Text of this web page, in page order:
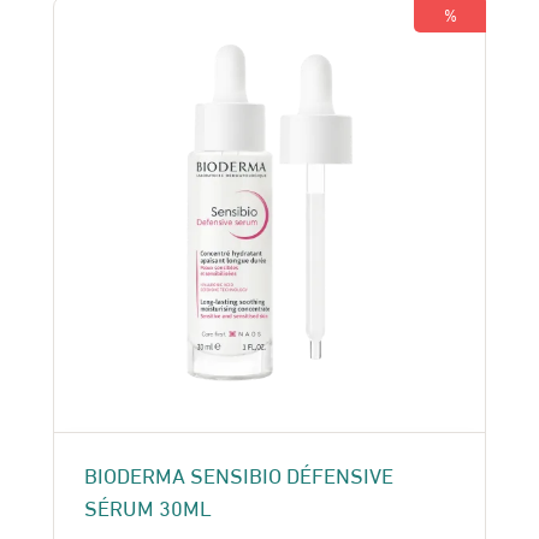
%
BIODERMA SENSIBIO DÉFENSIVE
SÉRUM 30ML